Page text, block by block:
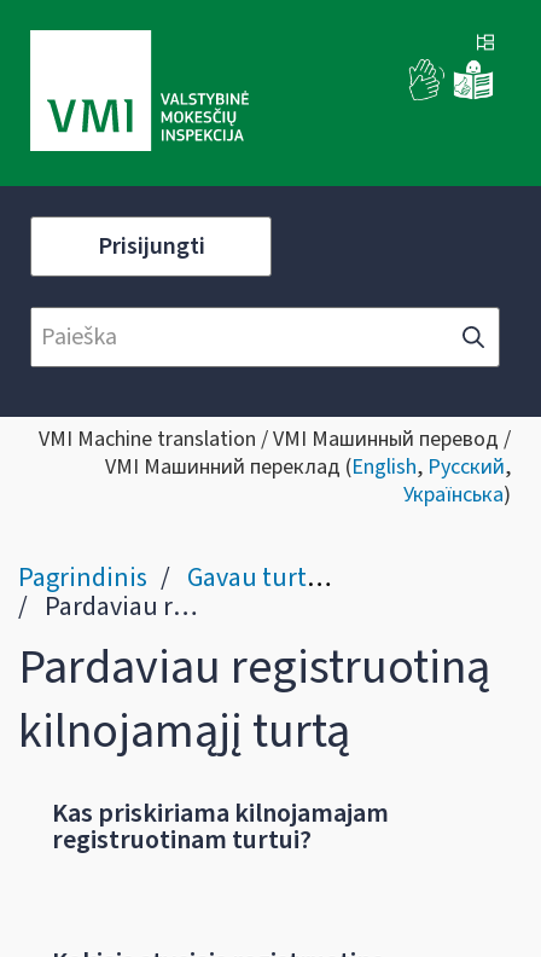
Prisijungti
VMI Machine translation / VMI Машинный перевод /
VMI Машинний переклад (English, Русский,
Українська)
Pagrindinis Gavau turto pardavimo / nuomos pajamų
Pardaviau registruotiną kilnojamąjį turtą
Pardaviau registruotiną
kilnojamąjį turtą
Kas priskiriama kilnojamajam
registruotinam turtui?